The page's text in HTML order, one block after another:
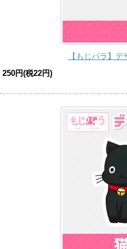
【もじパラ】
250円(税22円)